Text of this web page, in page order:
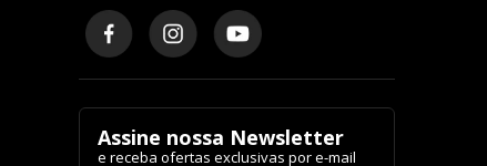
Assine nossa Newsletter